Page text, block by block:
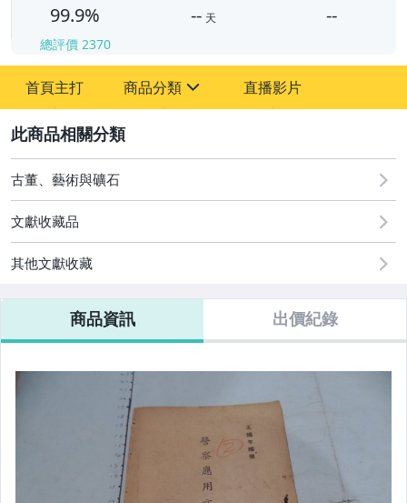
99.9%
總評價 2370
-- 天 --
首頁主打 商品分類
其它
直播影片
古董、藝術與礦石
文獻收藏品
其他文獻收藏
商品資訊 出價紀錄